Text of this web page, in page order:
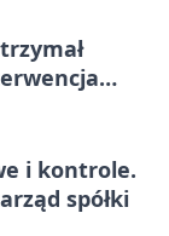
i kontrole.
spółki